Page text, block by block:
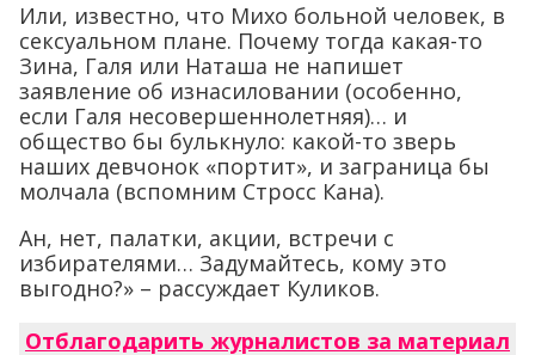
Или, известно, что Михо больной человек, в
сексуальном плане. Почему тогда какая-то
Зина, Галя или Наташа не напишет
заявление об изнасиловании (особенно,
если Галя несовершеннолетняя)… и
общество бы булькнуло: какой-то зверь
наших девчонок «портит», и заграница бы
молчала (вспомним Стросс Кана).
Ан, нет, палатки, акции, встречи с
избирателями… Задумайтесь, кому это
выгодно?» – рассуждает Куликов.
Отблагодарить журналистов за материал